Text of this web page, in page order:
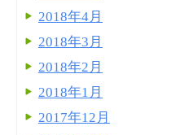
2018年4月
2018年3月
2018年2月
2018年1月
2017年12月